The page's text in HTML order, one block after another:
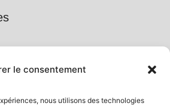
le consentement
nous utilisons des technologies
partiellement conforme